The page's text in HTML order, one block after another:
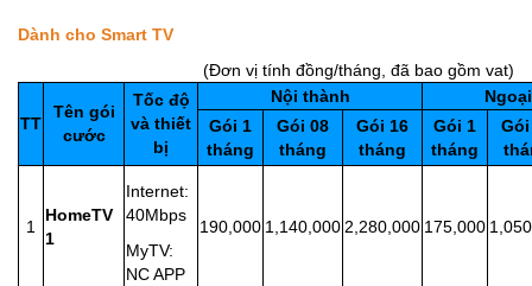
Dành cho Smart TV
(Đơn vị tính đồng/tháng, đã bao gồm vat)
TT
Tên gói
cước
Tốc độ
và thiết
bị
Nội thành
Gói 1
tháng
Gói 08
tháng
Gói 16
tháng
Gói 1
tháng
Gói
1
HomeTV
1
Internet:
40Mbps
MyTV:
NC APP
190,000 1,140,0002,280,000 175,000